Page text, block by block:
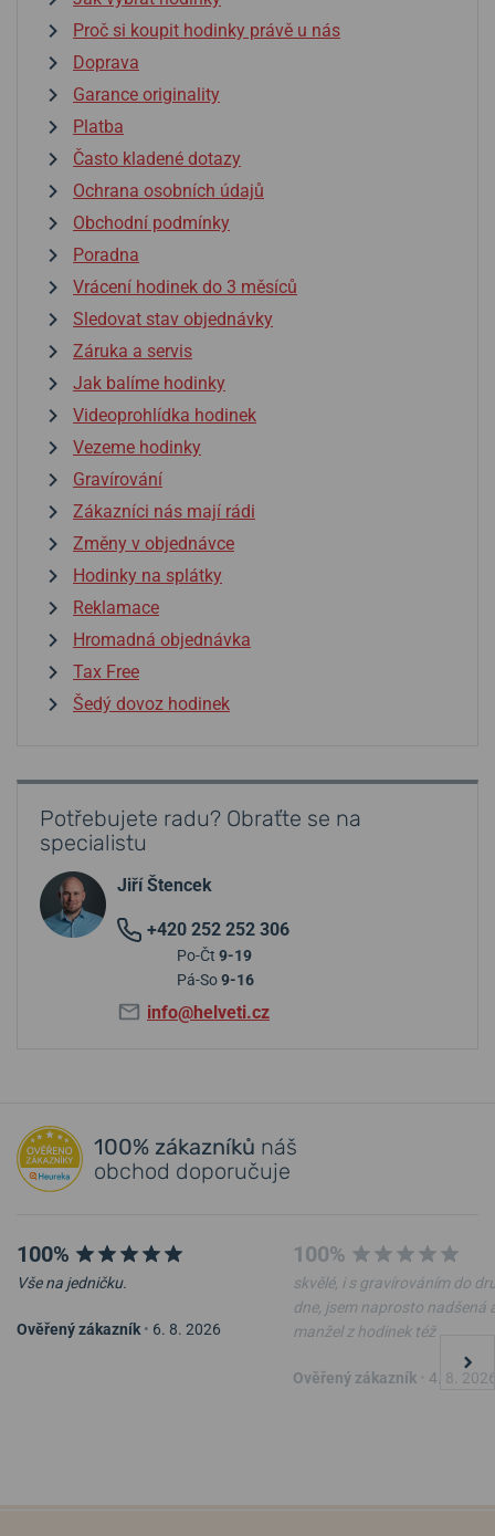
Proč si koupit hodinky právě u nás
Doprava
Garance originality
Platba
Často kladené dotazy
Ochrana osobních údajů
Obchodní podmínky
Poradna
Vrácení hodinek do 3 měsíců
Sledovat stav objednávky
Záruka a servis
Jak balíme hodinky
Videoprohlídka hodinek
Vezeme hodinky
Gravírování
Zákazníci nás mají rádi
Změny v objednávce
Hodinky na splátky
Reklamace
Hromadná objednávka
Tax Free
Šedý dovoz hodinek
Potřebujete radu? Obraťte se na
specialistu
Jiří Štencek
+420 252 252 306
Po-Čt 9-19
Pá-So9-16
info@helveti.cz
100% zákazníků náš
obchod doporučuje
100%
Vše na jedničku.
Ověřený zákazník • 6. 8. 2026
100%
skvělé, i s gravírováním do
dne, jsem naprosto nadšená
manžel z hodinek též
Ověřený zákazník 4. 8.